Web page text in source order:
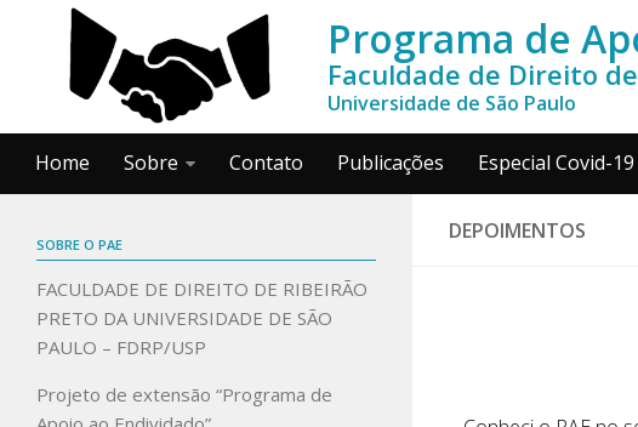
Programa de
Faculdade de Direito
Universidade de São Paulo
Home Sobre Contato Publicações Especial Covid-19
DEPOIMENTOS
SOBRE O PAE
FACULDADE DE DIREITO DE RIBEIRÃO
PRETO DA UNIVERSIDADE DE SÃO
PAULO – FDRP/USP
Projeto de extensão “Programa de